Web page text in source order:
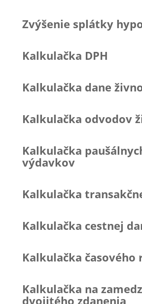
Zvýšenie splátky
Kalkulačka DPH
Kalkulačka dane
Kalkulačka odvodov
Kalkulačka
výdavkov
Kalkulačka
Kalkulačka cestnej
Kalkulačka časového
Kalkulačka na
dvojitého zdanenia